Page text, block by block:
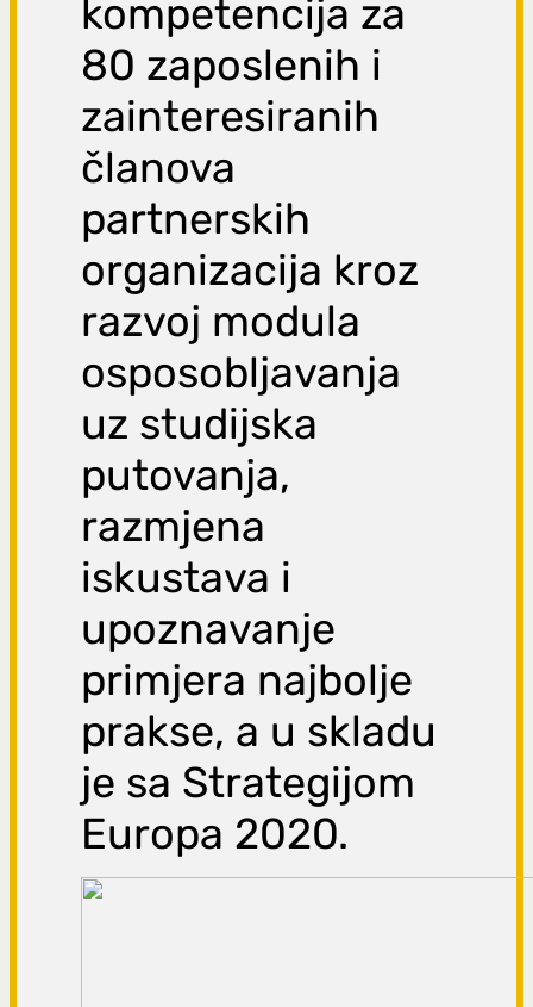
kompetencija za
80 zaposlenih i
zainteresiranih
članova
partnerskih
organizacija kroz
razvoj modula
osposobljavanja
uz studijska
putovanja,
razmjena
iskustava i
upoznavanje
primjera najbolje
prakse, a u skladu
je sa Strategijom
Europa 2020.